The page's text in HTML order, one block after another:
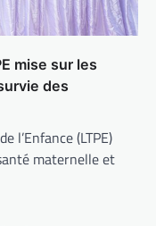
mise sur les
des
l’Enfance (LTPE)
maternelle et